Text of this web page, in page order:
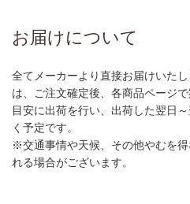
お届けについて
全てメーカーより直接お届けいた
は、ご注文確定後、各商品ページ
目安に出荷を行い、出荷した翌日
く予定です。
※交通事情や天候、その他やむを
れる場合がございます。